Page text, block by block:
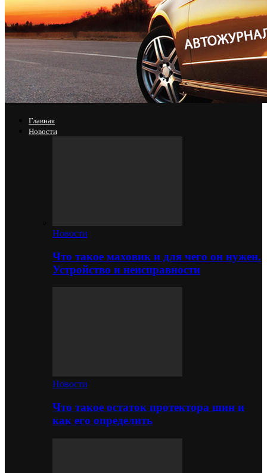
Главная
Новости
Новости
Что такое маховик и для чего он нужен.
Устройство и неисправности
Новости
Что такое остаток протектора шин и
как его определить